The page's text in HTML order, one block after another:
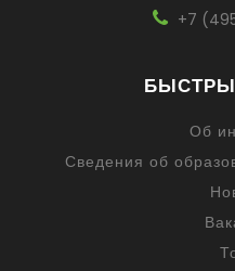
+7
Об
Сведения об